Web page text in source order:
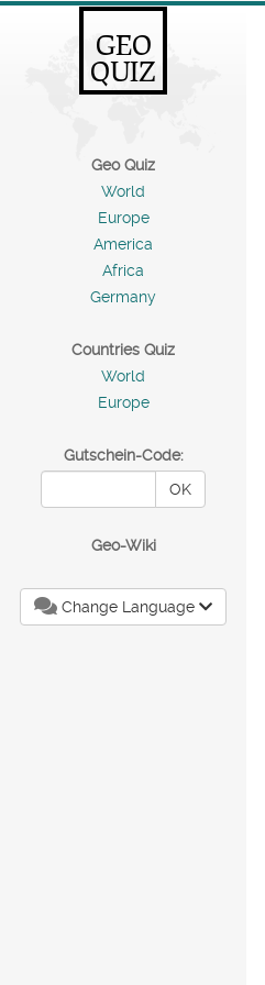
GEO
QUIZ
Geo Quiz
World
Europe
America
Africa
Germany
Countries Quiz
World
Europe
Gutschein-Code:
OK
Geo-Wiki
Change Language